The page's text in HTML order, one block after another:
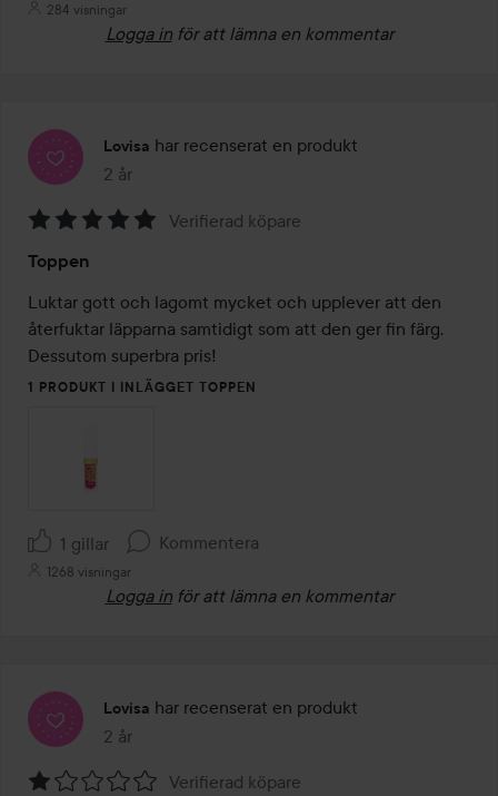
284 visningar
Logga in för att lämna en kommentar
Lovisa har recenserat en produkt
2 år
Inlägget skapades 2 år
5
av
5
Verifierad köpare
Toppen
Luktar gott och lagomt mycket och upplever att den
återfuktar läpparna samtidigt som att den ger fin färg.
Dessutom superbra pris!
1 PRODUKT I INLÄGGET TOPPEN
1 gillar Kommentera
1268 visningar
Logga in för att lämna en kommentar
Lovisa har recenserat en produkt
2 år
Inlägget skapades 2 år
Verifierad köpare